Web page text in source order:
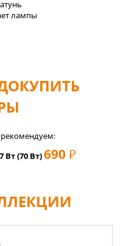
лампы
Вт (70 Вт)690 РУБ